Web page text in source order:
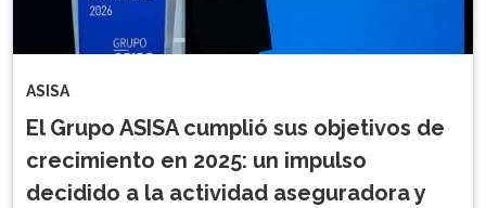
ASISA
El Grupo ASISA cumplió sus objetivos de
crecimiento en 2025: un impulso
decidido a la actividad aseguradora y